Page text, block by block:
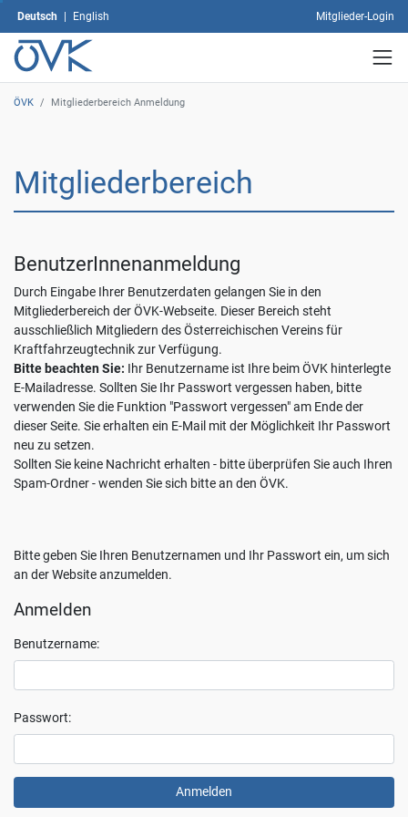
auf
"Auswahl
speichern".
dem
akzeptieren"
erklären
Sie
der
Verwendung
sämtlicher
Cookies
einverstanden.
Ihre
Einwilligung
können
Sie
jederzeit
mit
Wirkung
widerrufen,
indem
Ihre
ändern.
Informationen
finden
unter:
Deutsch | English Mitglieder-Login
ÖVK / Mitgliederbereich Anmeldung
Mitgliederbereich
BenutzerInnenanmeldung
Durch Eingabe Ihrer Benutzerdaten gelangen Sie in den
Mitgliederbereich der ÖVK-Webseite. Dieser Bereich steht
ausschließlich Mitgliedern des Österreichischen Vereins für
Kraftfahrzeugtechnik zur Verfügung.
Bitte beachten Sie: Ihr Benutzername ist Ihre beim ÖVK hinterlegte
E-Mailadresse. Sollten Sie Ihr Passwort vergessen haben, bitte
verwenden Sie die Funktion "Passwort vergessen" am Ende der
dieser Seite. Sie erhalten ein E-Mail mit der Möglichkeit Ihr Passwort
neu zu setzen.
Sollten Sie keine Nachricht erhalten - bitte überprüfen Sie auch Ihren
Spam-Ordner - wenden Sie sich bitte an den ÖVK.
Bitte geben Sie Ihren Benutzernamen und Ihr Passwort ein, um sich
an der Website anzumelden.
Anmelden
Benutzername:
Passwort: